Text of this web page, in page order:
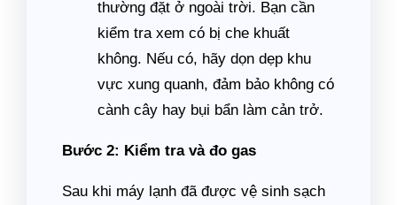
thường đặt ở ngoài trời. Bạn cần
kiểm tra xem có bị che khuất
không. Nếu có, hãy dọn dẹp khu
vực xung quanh, đảm bảo không có
cành cây hay bụi bẩn làm cản trở.
Bước 2: Kiểm tra và đo gas
Sau khi máy lạnh đã được vệ sinh sạch